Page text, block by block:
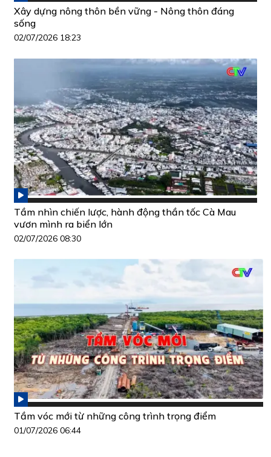
Xây dựng nông thôn bền vững - Nông thôn đáng
sống
02/07/2026 18:23
Tầm nhìn chiến lược, hành động thần tốc Cà Mau
vươn mình ra biển lớn
02/07/2026 08:30
Tầm vóc mới từ những công trình trọng điểm
01/07/2026 06:44